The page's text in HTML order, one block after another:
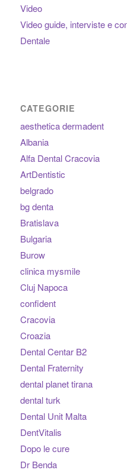
Video
Video guide, interviste e
Dentale
CATEGORIE
aesthetica dermadent
Albania
Alfa Dental Cracovia
ArtDentistic
belgrado
bg denta
Bratislava
Bulgaria
Burow
clinica mysmile
Cluj Napoca
confident
Cracovia
Croazia
Dental Centar B2
Dental Fraternity
dental planet tirana
dental turk
Dental Unit Malta
DentVitalis
Dopo le cure
Dr Benda